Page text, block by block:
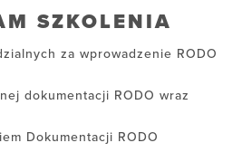
SZKOLENIA
za wprowadzenie RODO
dokumentacji RODO wraz
Dokumentacji RODO